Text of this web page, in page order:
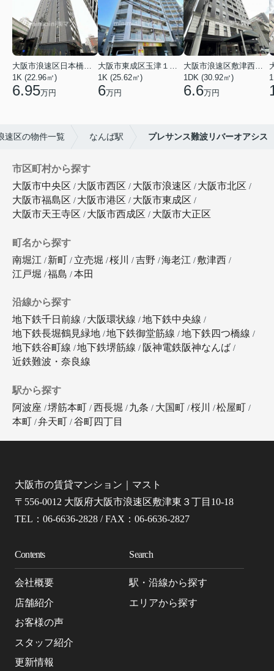
1K (22.96㎡)
6.95万円
1K (25.62㎡)
6万円
1DK (30.92㎡)
6.6万円
速区の物件一覧 なんば駅 プレサンス難波リバーオアシス
市区町村から探す
大阪市中央区
大阪市西区 大阪市浪速区
大阪市北区
大阪市福島区
大阪市港区
大阪市東成区
大阪市天王寺区
大阪市西成区 大阪市大正区
町名から探す
南堀江
新町 立売堀 桜川 吉野 海老江
敷津西
江戸堀
福島 本田
沿線から探す
地下鉄千日前線
大阪環状線 地下鉄中央線
地下鉄長堀鶴見緑地
地下鉄御堂筋線 地下鉄四つ橋線
地下鉄谷町線
地下鉄堺筋線 阪神電鉄阪神なんば
近鉄難波・奈良線
駅から探す
阿波座
堺筋本町 西長堀 九条 大国町 桜川
松屋町
本町
弁天町 谷町四丁目
大阪市の賃貸マンション｜マスト
〒556-0012 大阪府大阪市浪速区敷津東３丁目10-18
TEL：06-6636-2828 / FAX：06-6636-2827
Contents
会社概要
店舗紹介
お客様の声
スタッフ紹介
更新情報
Search
駅・沿線から探す
エリアから探す